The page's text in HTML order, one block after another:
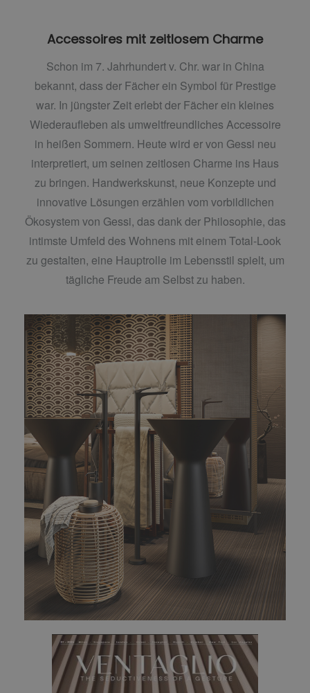
Accessoires mit zeitlosem Charme
Schon im 7. Jahrhundert v. Chr. war in China
bekannt, dass der Fächer ein Symbol für Prestige
war. In jüngster Zeit erlebt der Fächer ein kleines
Wiederaufleben als umweltfreundliches Accessoire
in heißen Sommern. Heute wird er von Gessi neu
interpretiert, um seinen zeitlosen Charme ins Haus
zu bringen. Handwerkskunst, neue Konzepte und
innovative Lösungen erzählen vom vorbildlichen
Ökosystem von Gessi, das dank der Philosophie, das
intimste Umfeld des Wohnens mit einem Total-Look
zu gestalten, eine Hauptrolle im Lebensstil spielt, um
tägliche Freude am Selbst zu haben.